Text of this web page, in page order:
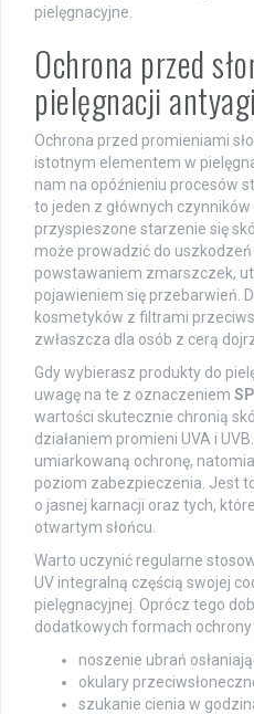
pielęgnacyjne.
Ochrona przed
pielęgnacji
Ochrona przed promieniami
istotnym elementem w
nam na opóźnieniu procesów
to jeden z głównych czynników
przyspieszone starzenie się
może prowadzić do
powstawaniem zmarszczek,
pojawieniem się przebarwień.
kosmetyków z filtrami
zwłaszcza dla osób z cerą
Gdy wybierasz produkty do
uwagę na te z oznaczeniem
wartości skutecznie chronią
działaniem promieni UVA i
umiarkowaną ochronę,
poziom zabezpieczenia. Jest
o jasnej karnacji oraz tych,
otwartym słońcu.
Warto uczynić regularne
UV integralną częścią swojej
pielęgnacyjnej. Oprócz tego
dodatkowych formach ochrony
noszenie ubrań
okulary
szukanie cienia w